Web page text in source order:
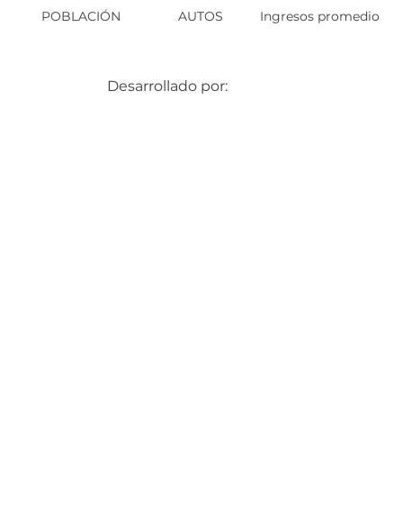
Ingresos promedio
AUTOS
POBLACIÓN
Desarrollado por: